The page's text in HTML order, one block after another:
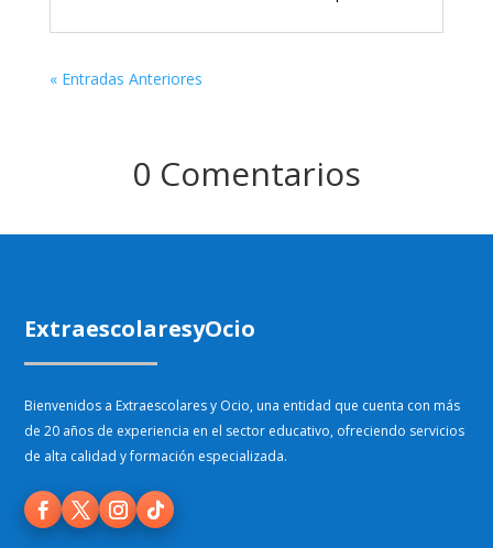
« Entradas Anteriores
0 Comentarios
ExtraescolaresyOcio
Bienvenidos a Extraescolares y Ocio, una entidad que cuenta con más
de 20 años de experiencia en el sector educativo, ofreciendo servicios
de alta calidad y formación especializada.